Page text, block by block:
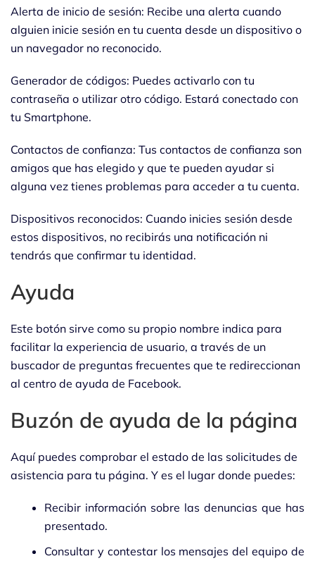
Alerta de inicio de sesión: Recibe una alerta cuando
alguien inicie sesión en tu cuenta desde un dispositivo o
un navegador no reconocido.
Generador de códigos: Puedes activarlo con tu
contraseña o utilizar otro código. Estará conectado con
tu Smartphone.
Contactos de confianza: Tus contactos de confianza son
amigos que has elegido y que te pueden ayudar si
alguna vez tienes problemas para acceder a tu cuenta.
Dispositivos reconocidos: Cuando inicies sesión desde
estos dispositivos, no recibirás una notificación ni
tendrás que confirmar tu identidad.
Ayuda
Este botón sirve como su propio nombre indica para
facilitar la experiencia de usuario, a través de un
buscador de preguntas frecuentes que te redireccionan
al centro de ayuda de Facebook.
Buzón de ayuda de la página
Aquí puedes comprobar el estado de las solicitudes de
asistencia para tu página. Y es el lugar donde puedes:
Recibir información sobre las denuncias que has
presentado.
Consultar y contestar los mensajes del equipo de